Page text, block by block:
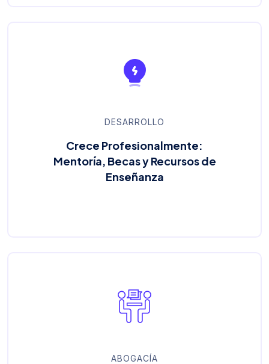
DESARROLLO
Crece Profesionalmente:
Mentoría, Becas y Recursos de
Enseñanza
ABOGACÍA